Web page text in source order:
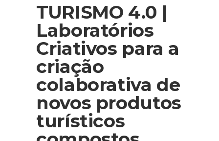
TURISMO 4.0 |
Laboratórios
Criativos para a
criação
colaborativa de
novos produtos
turísticos